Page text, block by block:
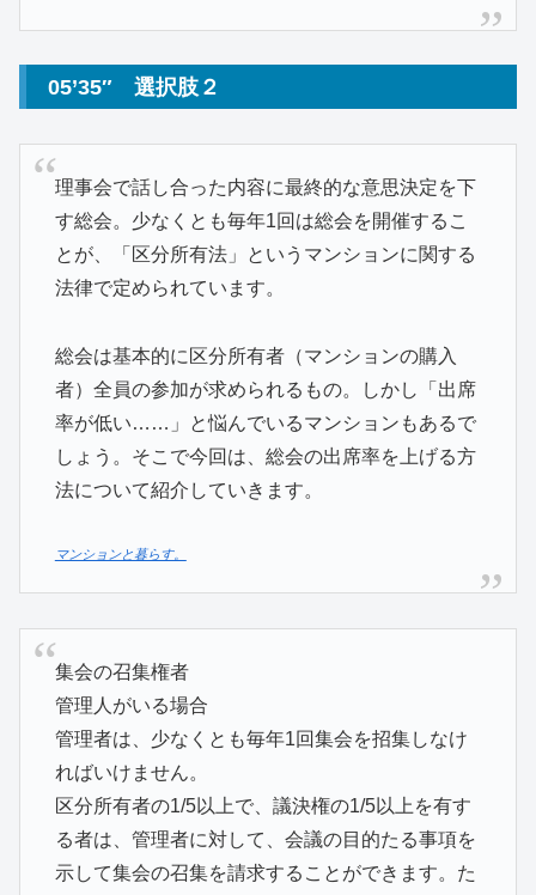
05’35″ 選択肢２
理事会で話し合った内容に最終的な意思決定を下
す総会。少なくとも毎年1回は総会を開催するこ
とが、「区分所有法」というマンションに関する
法律で定められています。
総会は基本的に区分所有者（マンションの購入
者）全員の参加が求められるもの。しかし「出席
率が低い……」と悩んでいるマンションもあるで
しょう。そこで今回は、総会の出席率を上げる方
法について紹介していきます。
マンションと暮らす。
集会の召集権者
管理人がいる場合
管理者は、少なくとも毎年1回集会を招集しなけ
ればいけません。
区分所有者の1/5以上で、議決権の1/5以上を有す
る者は、管理者に対して、会議の目的たる事項を
示して集会の召集を請求することができます。た